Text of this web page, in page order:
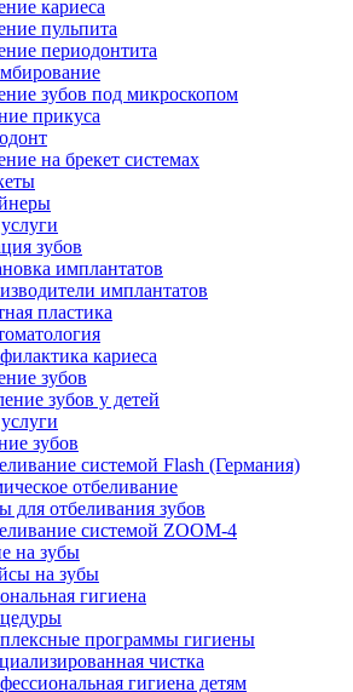
кариеса
пульпита
периодонтита
зубов под микроскопом
прикуса
на брекет системах
зубов
имплантатов
имплантатов
пластика
кариеса
зубов
зубов у детей
зубов
системой Flash (Германия)
отбеливание
для отбеливания зубов
системой ZOOM-4
на зубы
на зубы
гигиена
программы гигиены
чистка
гигиена детям